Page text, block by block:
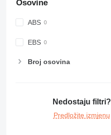
Osovine
ABS
EBS
Broj osovina
Nedostaju filtri?
Predložite izmjenu